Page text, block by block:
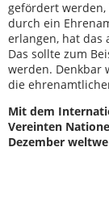
gefördert werden,
durch ein
erlangen, hat das
Das sollte zum
werden. Denkbar
die
Mit dem
Vereinten
Dezember